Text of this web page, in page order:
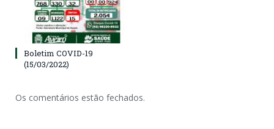
Boletim COVID-19
(15/03/2022)
Os comentários estão fechados.